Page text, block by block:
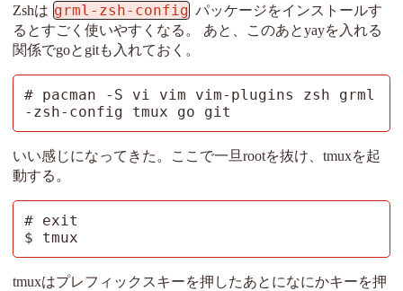
Zshは grml-zsh-config パッケージをインストールす
るとすごく使いやすくなる。 あと、このあとyayを入れる
関係でgoとgitも入れておく。
# pacman -S vi vim vim-plugins zsh grml
-zsh-config tmux go git
いい感じになってきた。ここで一旦rootを抜け、tmuxを起
動する。
# exit
$ tmux
tmuxはプレフィックスキーを押したあとになにかキーを押